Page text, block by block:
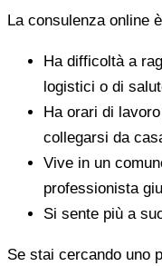
La consulenza online
Ha difficoltà a
logistici o di
Ha orari di
collegarsi da
Vive in un
professionista
Si sente più a
Se stai cercando uno